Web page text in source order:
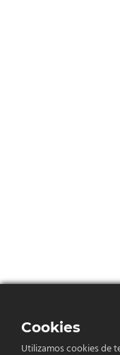
Cookies
Utilizamos cookies de